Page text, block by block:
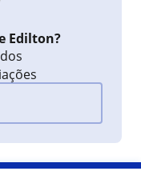
Edilton?